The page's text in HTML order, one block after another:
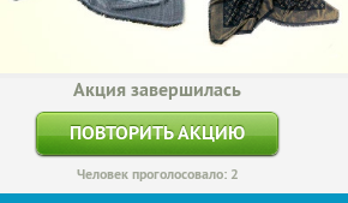
Акция завершилась
ПОВТОРИТЬ АКЦИЮ
Человек проголосовало: 2